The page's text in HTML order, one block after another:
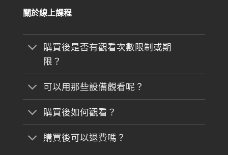
關於線上課程
購買後是否有觀看次數限制或期
限？
可以用那些設備觀看呢？
購買後如何觀看？
購買後可以退費嗎？